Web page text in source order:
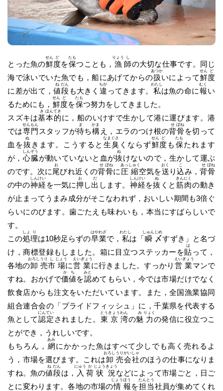
とった魚の鮮
せん
度
ど
を保
たも
つことも， 漁
りょう
師
し
の大切な仕事です。同じ
海で泳いでいた魚でも，船にあげてからの扱
あつか
いによって鮮
せん
度
ど
に差が出て，値
ね
段
だん
も大きく 違
ちが
ってきます。 私
わたし
は魚の命に報
むく
い
るためにも， 鮮
せん
度
ど
を保
たも
つ努力をしてきました。
スズキは基
き
本
ほん
的
てき
に，船のいけすで生かして港に運びます。港
では専
せん
門
もん
スタッフが待
ま
ち構
かま
え，エラのつけ根の背
せ
骨
ぼね
を切って
血を抜
ぬ
きます。こうすると 生
なま
臭
ぐさ
くならず鮮
せん
度
ど
も 保
たも
たれます
が， 心
しん
臓
ぞう
が動いていないと血が抜
ぬ
けないので，生かして運ぶ
のです。次に 尾
お
びれ近くの背
せ
骨
ぼね
に 圧
あっ
縮
しゅく
空気を送
おく
り込
こ
み，背
せ
骨
ぼね
の中の神
しん
経
けい
を一気に押
お
し出
だ
します。 神
しん
経
けい
を抜
ぬ
くと 筋
きん
肉
にく
の動き
が止まってうまみ成分がそこなわれず，おいしい期間も3倍ぐ
らいにのびます。歯ごたえも味わいも，本当にすばらしいで
す。
この処
しょ
理
り
は10秒足らずの早
はや
業
わざ
で， 私
わたし
は「瞬
しゅん
〆
じめ
すずき」と名づ
け，商標登録もしました。箱に目立つステッカーを貼
は
って，
各地の卸
おろし
売
うり
市
し
場
じょう
に営
えい
業
ぎょう
に行きました。すっかり 営
えい
業
ぎょう
マンで
すね。おかげで価
か
値
ち
を認
みと
めてもらい，今では市場だけでなく
飲食店からも注文をいただいています。また，全国漁業協同
組合連合会の「プライドフィッシュ」に，千葉県を代表する
魚として認
にん
定
てい
されました。 東
とう
京
きょう
湾
わん
の魅
み
力
りょく
の発信に役立つこ
とができ，うれしいです。
もちろん， 網
あみ
にかかった魚はすべて少しでも高く売れるよ
う，市場を選びます。これは卸
おろし
売
うり
会
がい
社
しゃ
のほうの仕事になりま
すね。魚の値
ね
段
だん
は， 入
にゅう
荷
か
状
じょう
況
きょう
などによって市場ごと，日ご
とに変わります。各地の市場の情
じょう
報
ほう
を担
たん
当
とう
社員が集めてくれ